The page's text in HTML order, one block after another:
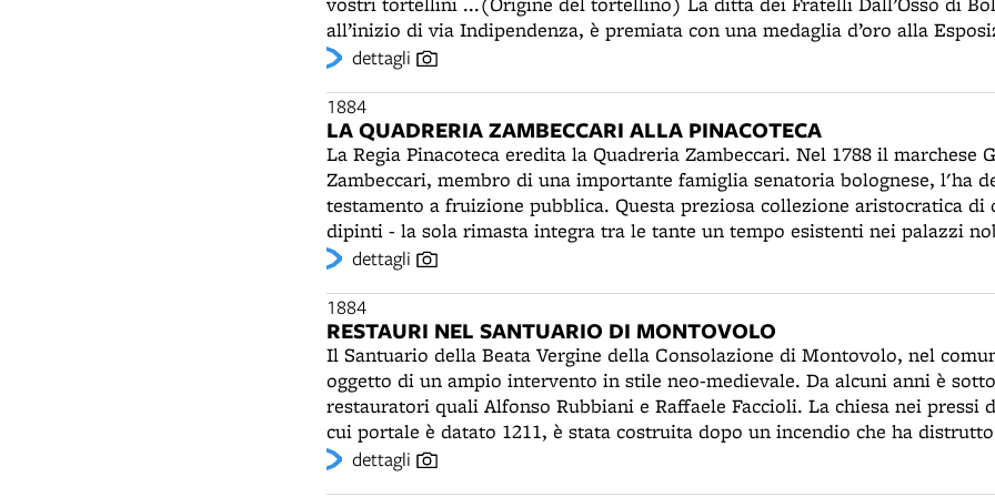
all’inizio di via Indipendenza, è premiata con una medaglia d’oro alla
internazionale di Nizza per i suoi tortellini in scatola. Dal 1880 lo stabilimento
fra le minestre finora conosciute”, delizia dei buongustai di tutto il mondo.
freschi “in eleganti scatole” e possono così essere facilmente esportati in
all’estero. Nel 1880 la fabbrica disponeva di un motore a vapore di 4 cavalli e
persone, tra cui 40 donne addette come sfogline. Poco meno della metà
ragazzi sotto i 14 anni di età. Oltre che per i tortellini, la ditta Dell’Osso è
legumi in scatola. Alla Esposizione generale italiana di Torino riceverà una
per la sua “mostra di fagiuolini, piselli, carciofi e salsa pomidoro
dettagli
1884
LA QUADRERIA ZAMBECCARI ALLA PINACOTECA
La Regia Pinacoteca eredita la Quadreria Zambeccari. Nel 1788 il marchese
Zambeccari, membro di una importante famiglia senatoria bolognese, l'ha
testamento a fruizione pubblica. Questa preziosa collezione aristocratica di
dipinti - la sola rimasta integra tra le tante un tempo esistenti nei palazzi
stata raccolta nel corso del Settecento e custodita nel palazzo Zambeccari,
testimonianza delle scuole pittoriche italiane e straniere: toscana, veneta,
e, naturalmente, emiliana (Carracci, Domenichino, Sirani, Guercino, Creti,
anche numerose icone bizantine, che suscitarono l'attenzione del grande
Lanza. Nel Novecento i dipinti della Quadreria Zambeccari verranno in gran
Palazzo Pepoli Campograde, divenuto sede succursale della Pinacoteca
gusto collezionistico del Settecento saranno disposti alle pareti
dettagli
1884
RESTAURI NEL SANTUARIO DI MONTOVOLO
Il Santuario della Beata Vergine della Consolazione di Montovolo, nel
oggetto di un ampio intervento in stile neo-medievale. Da alcuni anni è
restauratori quali Alfonso Rubbiani e Raffaele Faccioli. La chiesa nei pressi
cui portale è datato 1211, è stata costruita dopo un incendio che ha
antico, che dal 1054 apparteneva ai canonici della cattedrale di Bologna.
dettagli